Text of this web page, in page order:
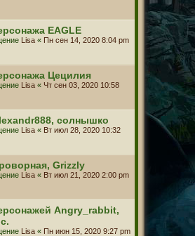
EAGLE
Lisa « Пн сен 14, 2020 8:04 pm
Цецилия
Lisa « Чт сен 03, 2020 10:58
солнышко
Lisa « Вт июл 28, 2020 10:32
Grizzly
Lisa « Вт июл 21, 2020 2:00 pm
Angry_rabbit,
Lisa « Пн июн 15, 2020 9:27 pm